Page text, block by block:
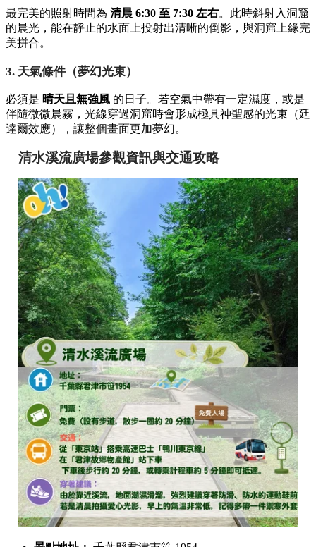
最完美的照射時間為 清晨 6:30 至 7:30 左右。此時斜射入洞窟
的晨光，能在靜止的水面上投射出清晰的倒影，與洞窟上緣完
美拼合。
3. 天氣條件（夢幻光束）
必須是 晴天且無強風 的日子。若空氣中帶有一定濕度，或是
伴隨微微晨霧，光線穿過洞窟時會形成極具神聖感的光束（廷
達爾效應），讓整個畫面更加夢幻。
清水溪流廣場參觀資訊與交通攻略